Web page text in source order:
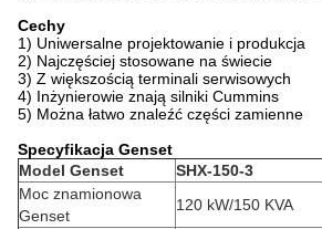
Cechy
1) Uniwersalne projektowanie i produkcja
2) Najczęściej stosowane na świecie
3) Z większością terminali serwisowych
4) Inżynierowie znają silniki Cummins
5) Można łatwo znaleźć części zamienne
Specyfikacja Genset
Model Genset
SHX-150-3
Moc znamionowa
Genset
120 kW/150 KVA